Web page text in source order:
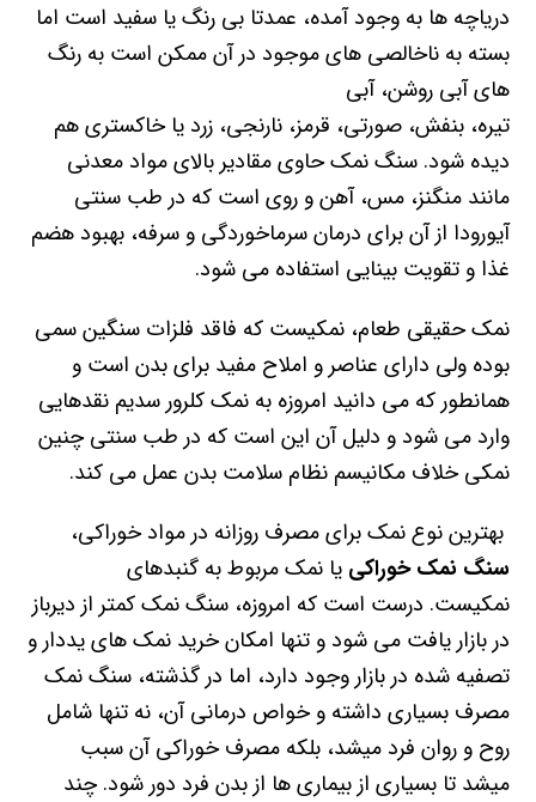
دریاچه ها به وجود آمده، عمدتا بی رنگ یا سفید است اما
بسته به ناخالصی های موجود در آن ممکن است به رنگ
های آبی روشن، آبی
تیره، بنفش، صورتی، قرمز، نارنجی، زرد یا خاکستری هم
دیده شود. سنگ نمک حاوی مقادیر بالای مواد معدنی
مانند منگنز، مس، آهن و روی است که در طب سنتی
آیورودا از آن برای درمان سرماخوردگی و سرفه، بهبود هضم
غذا و تقویت بینایی استفاده می شود.
نمک حقیقی طعام، نمکیست که فاقد فلزات سنگین سمی
بوده ولی دارای عناصر و املاح مفید برای بدن است و
همانطور که می دانید امروزه به نمک کلرور سدیم نقدهایی
وارد می شود و دلیل آن این است که در طب سنتی چنین
نمکی خلاف مکانیسم نظام سلامت‌ بدن عمل می کند.
بهترین نوع نمک برای مصرف روزانه در مواد خوراکی،
سنگ نمک خوراکی یا نمک مربوط به گنبدهای
نمکیست. درست است که امروزه، سنگ نمک کمتر از دیرباز
در بازار یافت می شود و تنها امکان خرید نمک های یددار و
تصفیه شده در بازار وجود دارد، اما در گذشته، سنگ نمک
مصرف بسیاری داشته و خواص درمانی آن، نه تنها شامل
روح و روان فرد میشد، بلکه مصرف خوراکی آن سبب
میشد تا بسیاری از بیماری ها از بدن فرد دور شود. چند